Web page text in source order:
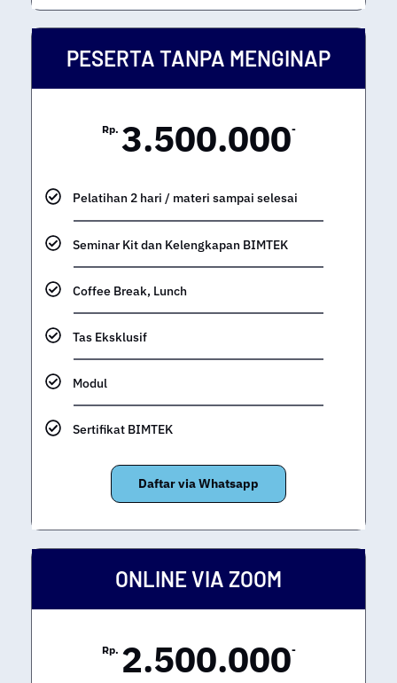
PESERTA TANPA MENGINAP
Rp. 3.500.000-
Pelatihan 2 hari / materi sampai selesai
Seminar Kit dan Kelengkapan BIMTEK
Coffee Break, Lunch
Tas Eksklusif
Modul
Sertifikat BIMTEK
Daftar via Whatsapp
ONLINE VIA ZOOM
Rp. 2.500.000-